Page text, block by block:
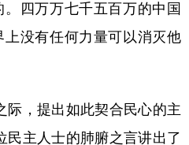
四万万七千五百万的中国
上没有任何力量可以消灭他
，提出如此契合民心的主
民主人士的肺腑之言讲出了